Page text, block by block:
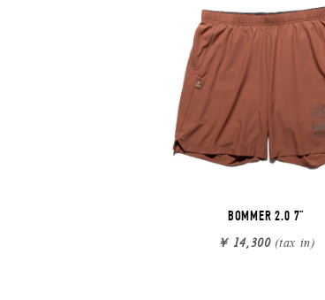
BOMMER 2.0 7"
￥ 14,300(tax in)